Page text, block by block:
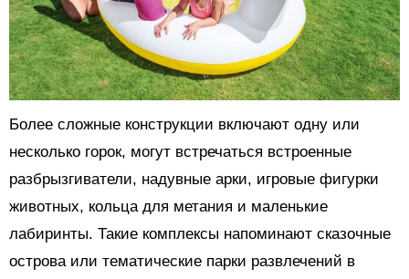
Более сложные конструкции включают одну или
несколько горок, могут встречаться встроенные
разбрызгиватели, надувные арки, игровые фигурки
животных, кольца для метания и маленькие
лабиринты. Такие комплексы напоминают сказочные
острова или тематические парки развлечений в